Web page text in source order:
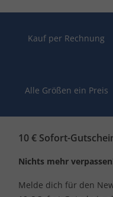
Kauf per Rechnung
Alle Größen ein Preis
10 € Sofort-
Nichts mehr
Melde dich für den